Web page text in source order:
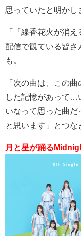
思っていたと明かし
「『線香花火が消
配信で観ている皆さ
も。
「次の曲は、この曲
した記憶があって
いなって思った曲
と思います」とつな
月と星が踊る